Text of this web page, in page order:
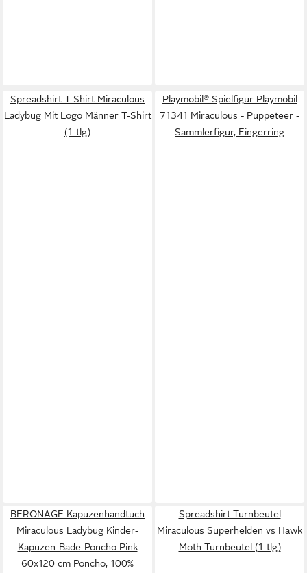
Spreadshirt T-Shirt Miraculous
Ladybug Mit Logo Männer T-Shirt
(1-tlg)
Playmobil® Spielfigur Playmobil
71341 Miraculous - Puppeteer -
Sammlerfigur, Fingerring
BERONAGE Kapuzenhandtuch
Miraculous Ladybug Kinder-
Kapuzen-Bade-Poncho Pink
60x120 cm Poncho, 100%
Spreadshirt Turnbeutel
Miraculous Superhelden vs Hawk
Moth Turnbeutel (1-tlg)